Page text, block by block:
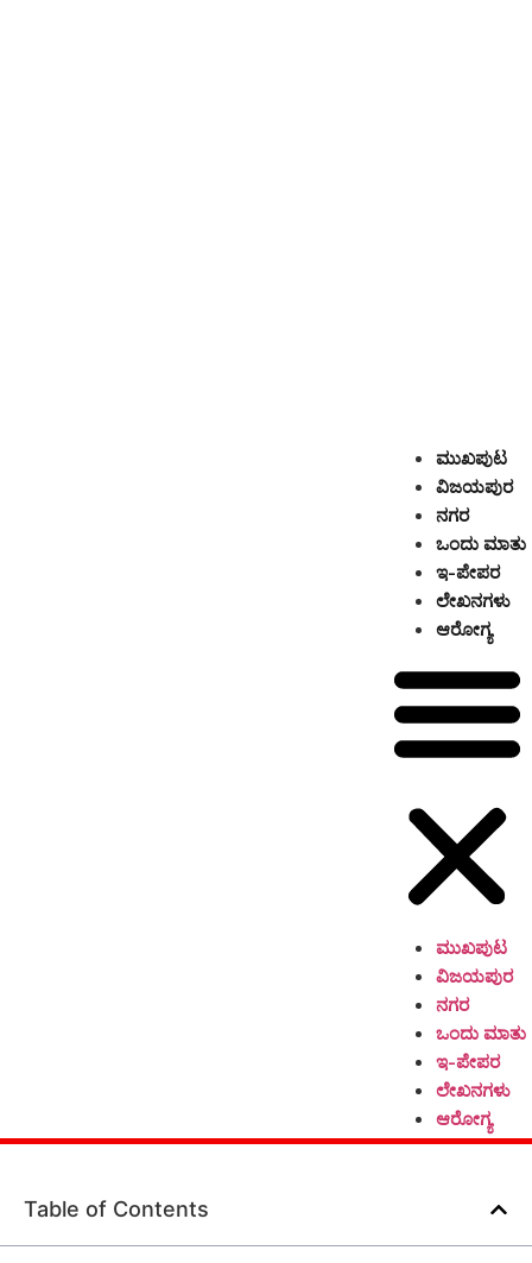
ಮುಖಪುಟ
ವಿಜಯಪುರ
ನಗರ
ಒಂದು ಮಾತು
ಇ-ಪೇಪರ
ಲೇಖನಗಳು
ಆರೋಗ್ಯ
ಮುಖಪುಟ
ವಿಜಯಪುರ
ನಗರ
ಒಂದು ಮಾತು
ಇ-ಪೇಪರ
ಲೇಖನಗಳು
ಆರೋಗ್ಯ
Table of Contents